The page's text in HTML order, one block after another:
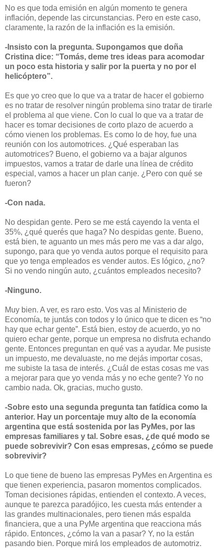
No es que toda emisión en algún momento te genera
inflación, depende las circunstancias. Pero en este caso,
claramente, la razón de la inflación es la emisión.
-Insisto con la pregunta. Supongamos que doña
Cristina dice: “Tomás, deme tres ideas para acomodar
un poco esta historia y salir por la puerta y no por el
helicóptero”.
Es que yo creo que lo que va a tratar de hacer el gobierno
es no tratar de resolver ningún problema sino tratar de tirarle
el problema al que viene. Con lo cual lo que va a tratar de
hacer es tomar decisiones de corto plazo de acuerdo a
cómo vienen los problemas. Es como lo de hoy, fue una
reunión con los automotrices. ¿Qué esperaban las
automotrices? Bueno, el gobierno va a bajar algunos
impuestos, vamos a tratar de darle una línea de crédito
especial, vamos a hacer un plan canje. ¿Pero con qué se
fueron?
-Con nada.
No despidan gente. Pero se me está cayendo la venta el
35%, ¿qué querés que haga? No despidas gente. Bueno,
está bien, te aguanto un mes más pero me vas a dar algo,
supongo, para que yo venda autos porque el requisito para
que yo tenga empleados es vender autos. Es lógico, ¿no?
Si no vendo ningún auto, ¿cuántos empleados necesito?
-Ninguno.
Muy bien. A ver, es raro esto. Vos vas al Ministerio de
Economía, te juntás con todos y lo único que te dicen es “no
hay que echar gente”. Está bien, estoy de acuerdo, yo no
quiero echar gente, porque un empresa no disfruta echando
gente. Entonces preguntan en qué vas a ayudar. Me pusiste
un impuesto, me devaluaste, no me dejás importar cosas,
me subiste la tasa de interés. ¿Cuál de estas cosas me vas
a mejorar para que yo venda más y no eche gente? Yo no
cambio nada. Ok, gracias, mucho gusto.
-Sobre esto una segunda pregunta tan fatídica como la
anterior. Hay un porcentaje muy alto de la economía
argentina que está sostenida por las PyMes, por las
empresas familiares y tal. Sobre esas, ¿de qué modo se
puede sobrevivir? Con esas empresas, ¿cómo se puede
sobrevivir?
Lo que tiene de bueno las empresas PyMes en Argentina es
que tienen experiencia, pasaron momentos complicados.
Toman decisiones rápidas, entienden el contexto. A veces,
aunque te parezca paradójico, les cuesta más entender a
las grandes multinacionales, pero tienen más espalda
financiera, que a una PyMe argentina que reacciona más
rápido. Entonces, ¿cómo la van a pasar? Y, no la están
pasando bien. Porque mirá los empleados de automotriz.